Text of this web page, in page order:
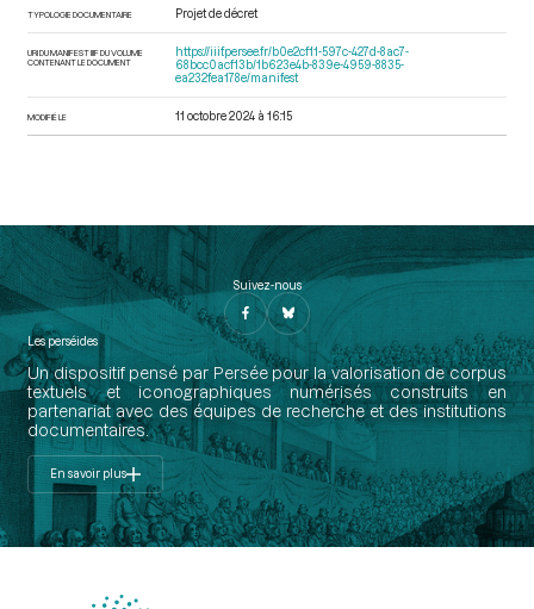
TYPOLOGIE DOCUMENTAIRE Projet de décret
URI DU MANIFEST IIIF DU VOLUME
CONTENANT LE DOCUMENT
https://iiif.persee.fr/b0e2cf11-597c-427d-8ac7-
68bcc0acf13b/1b623e4b-839e-4959-8835-
ea232fea178e/manifest
MODIFIÉ LE 11 octobre 2024 à 16:15
Suivez-nous
Les perséides
Un dispositif pensé par Persée pour la valorisation de corpus
textuels et iconographiques numérisés construits en
partenariat avec des équipes de recherche et des institutions
documentaires.
En savoir plus